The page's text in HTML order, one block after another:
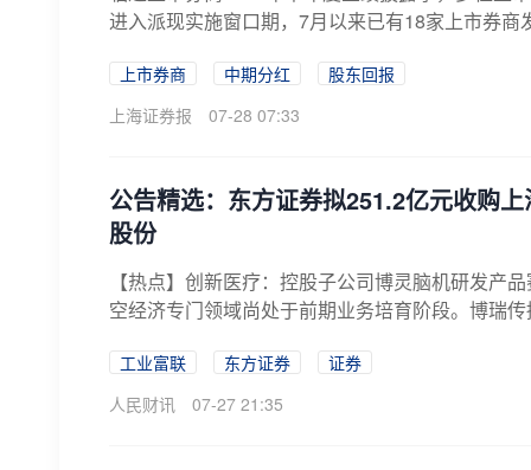
进入派现实施窗口期，7月以来已有18家上市券
上市券商 中期分红
股东回报
上海证券报
07-28 07:33
公告精选：东方证券拟251.2亿元收购
股份
【热点】创新医疗：控股子公司博灵脑机研发产
空经济专门领域尚处于前期业务培育阶段。博瑞
工业富联 东方证券
证券
人民财讯
07-27 21:35